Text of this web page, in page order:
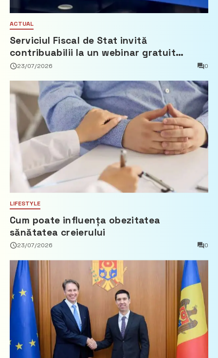
ACTUAL
Serviciul Fiscal de Stat invită
contribuabilii la un webinar gratuit
privind calculul impozitului pe bunurile
23/07/2026 0
LIFESTYLE
Cum poate influența obezitatea
sănătatea creierului
23/07/2026 0